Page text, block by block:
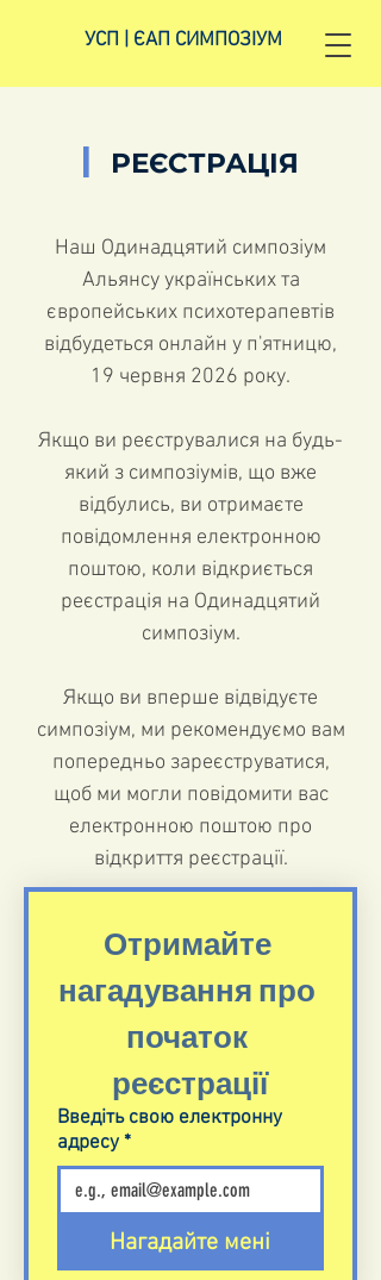
УСП | ЄАП СИМПОЗІУМ
РЕЄСТРАЦІЯ
Наш Одинадцятий симпозіум
Альянсу українських та
європейських психотерапевтів
відбудеться онлайн у п'ятницю,
19 червня 2026 року.
Якщо ви реєструвалися на будь-
який з симпозіумів, що вже
відбулись, ви отримаєте
повідомлення електронною
поштою, коли відкриється
реєстрація на Одинадцятий
симпозіум.
Якщо ви вперше відвідуєте
симпозіум, ми рекомендуємо вам
попередньо зареєструватися,
щоб ми могли повідомити вас
електронною поштою про
відкриття реєстрації.
Отримайте
нагадування про
початок
реєстрації
Введіть свою електронну
адресу *
Нагадайте мені